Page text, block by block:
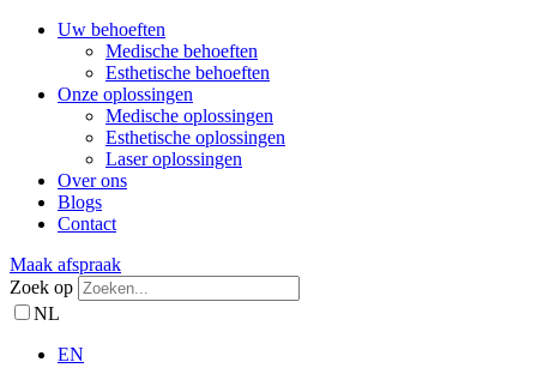
Uw behoeften
Medische behoeften
Esthetische behoeften
Onze oplossingen
Medische oplossingen
Esthetische oplossingen
Laser oplossingen
Over ons
Blogs
Contact
Maak afspraak
Zoek op
NL
EN